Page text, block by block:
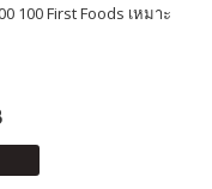
100 First Foods เหมาะ